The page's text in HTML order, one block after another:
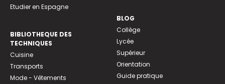
Etudier en Espagne
BIBLIOTHEQUE DES
TECHNIQUES
Cuisine
Transports
Mode - Vêtements
BLOG
Collège
Lycée
Supérieur
Orientation
Guide pratique